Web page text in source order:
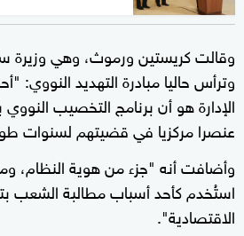
وقالت كريستين ورموث، وهي وزيرة
وترأس حاليا مبادرة التهديد النووي:
الإدارة هو أن برنامج التخصيب النووي
عنصرا مركزيا في قضيتهم لسنوات
وأضافت أنه "جزء من هوية النظام،
استُخدم كأحد أسباب مطالبة الشعب
الاقتصادية".